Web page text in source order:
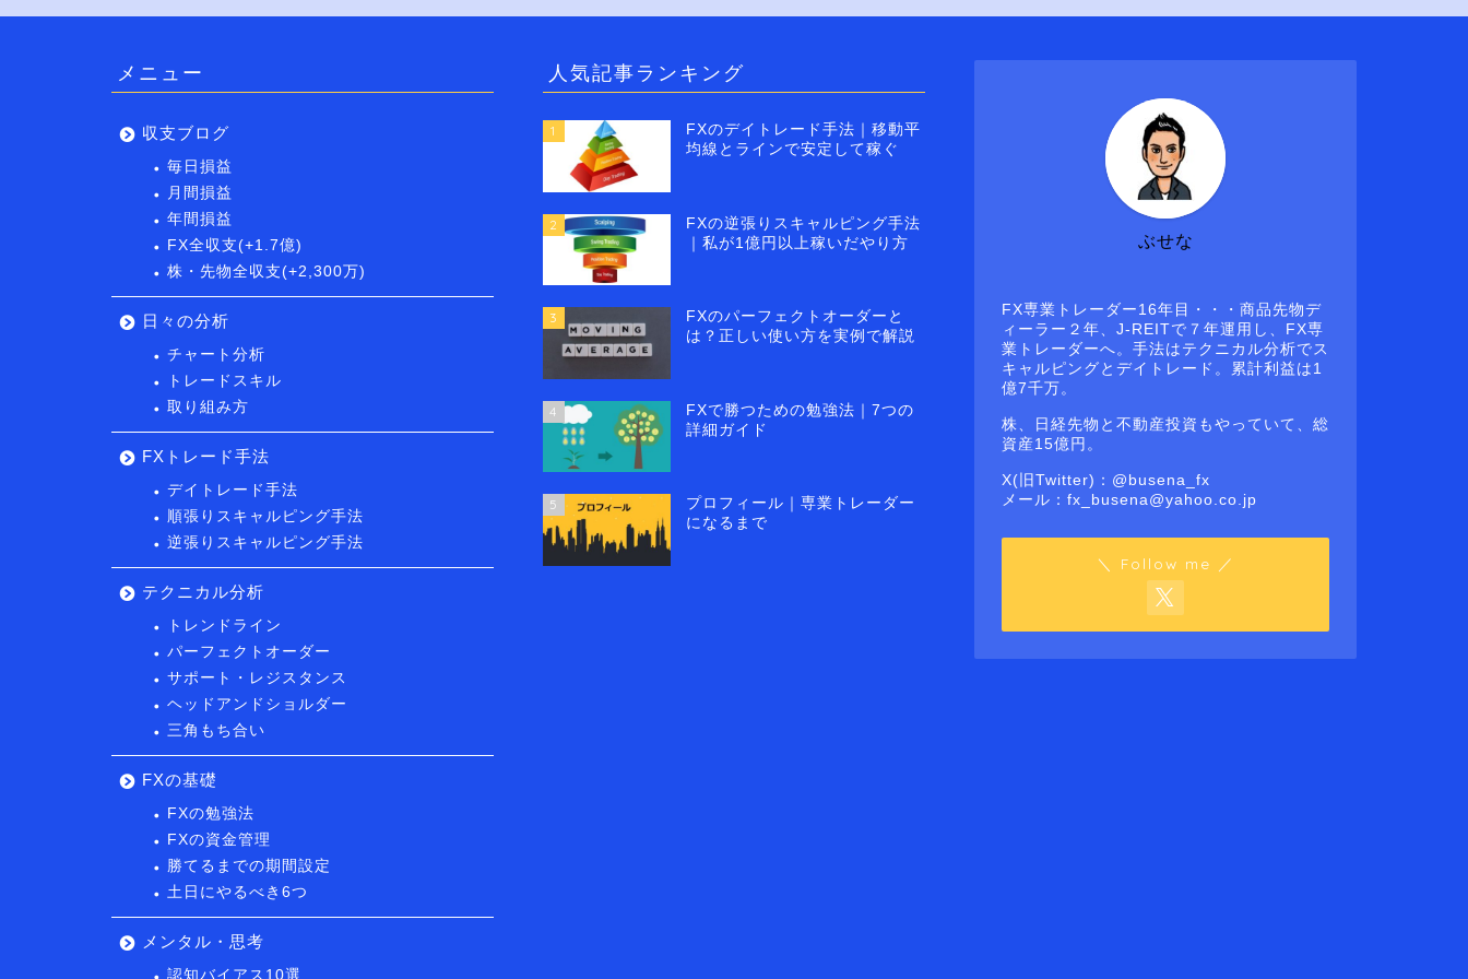
メニュー
収支ブログ
毎日損益
月間損益
年間損益
FX全収支(+1.7億)
株・先物全収支(+2,300万)
日々の分析
チャート分析
トレードスキル
取り組み方
FXトレード手法
デイトレード手法
順張りスキャルピング手法
逆張りスキャルピング手法
テクニカル分析
トレンドライン
パーフェクトオーダー
サポート・レジスタンス
ヘッドアンドショルダー
三角もち合い
FXの基礎
FXの勉強法
FXの資金管理
勝てるまでの期間設定
土日にやるべき6つ
メンタル・思考
認知バイアス10選
人気記事ランキング
1
FXのデイトレード手法｜移動平
均線とラインで安定して稼ぐ
2
FXの逆張りスキャルピング手法
｜私が1億円以上稼いだやり方
3
FXのパーフェクトオーダーと
は？正しい使い方を実例で解説
4
FXで勝つための勉強法｜7つの
詳細ガイド
5
プロフィール｜専業トレーダー
になるまで
ぶせな
FX専業トレーダー16年目・・・商品先物デ
ィーラー２年、J-REITで７年運用し、FX専
業トレーダーへ。手法はテクニカル分析でス
キャルピングとデイトレード。累計利益は1
億7千万。
株、日経先物と不動産投資もやっていて、総
資産15億円。
X(旧Twitter)：@busena_fx
メール：fx_busena@yahoo.co.jp
＼ Follow me ／